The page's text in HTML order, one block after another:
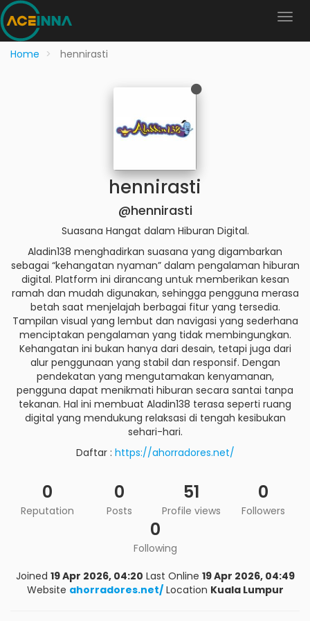
Home hennirasti
hennirasti
@hennirasti
Suasana Hangat dalam Hiburan Digital.
Aladin138 menghadirkan suasana yang digambarkan
sebagai “kehangatan nyaman” dalam pengalaman hiburan
digital. Platform ini dirancang untuk memberikan kesan
ramah dan mudah digunakan, sehingga pengguna merasa
betah saat menjelajah berbagai fitur yang tersedia.
Tampilan visual yang lembut dan navigasi yang sederhana
menciptakan pengalaman yang tidak membingungkan.
Kehangatan ini bukan hanya dari desain, tetapi juga dari
alur penggunaan yang stabil dan responsif. Dengan
pendekatan yang mengutamakan kenyamanan,
pengguna dapat menikmati hiburan secara santai tanpa
tekanan. Hal ini membuat Aladin138 terasa seperti ruang
digital yang mendukung relaksasi di tengah kesibukan
sehari-hari.
Daftar : https://ahorradores.net/
0
Reputation
0
Posts
51
Profile views
0
Followers
0
Following
Joined 19 Apr 2026, 04:20 Last Online 19 Apr 2026, 04:49
Website ahorradores.net/ Location Kuala Lumpur